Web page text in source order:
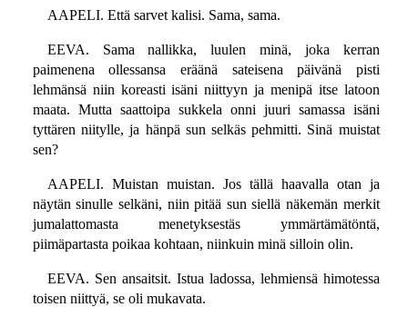
AAPELI. Että sarvet kalisi. Sama, sama.
EEVA. Sama nallikka, luulen minä, joka kerran
paimenena ollessansa eräänä sateisena päivänä pisti
lehmänsä niin koreasti isäni niittyyn ja menipä itse latoon
maata. Mutta saattoipa sukkela onni juuri samassa isäni
tyttären niitylle, ja hänpä sun selkäs pehmitti. Sinä muistat
sen?
AAPELI. Muistan muistan. Jos tällä haavalla otan ja
näytän sinulle selkäni, niin pitää sun siellä näkemän merkit
jumalattomasta menetyksestäs ymmärtämätöntä,
piimäpartasta poikaa kohtaan, niinkuin minä silloin olin.
EEVA. Sen ansaitsit. Istua ladossa, lehmiensä himotessa
toisen niittyä, se oli mukavata.